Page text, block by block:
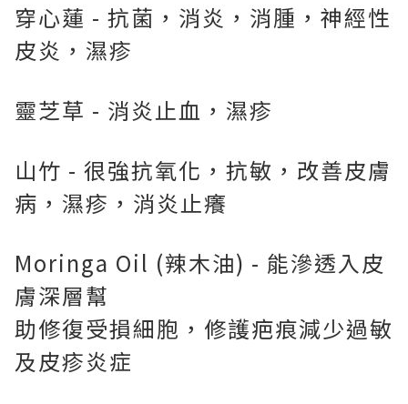
穿心蓮 - 抗菌，消炎，消腫，神經性
皮炎，濕疹
靈芝草 - 消炎止血，濕疹
山竹 - 很強抗氧化，抗敏，改善皮膚
病，濕疹，消炎止癢
Moringa Oil (辣木油) - 能滲透入皮
膚深層幫
助修復受損細胞，修護疤痕減少過敏
及皮疹炎症